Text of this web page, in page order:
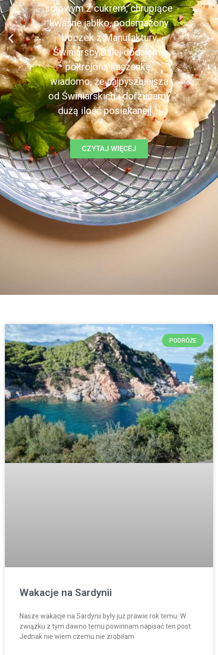
sojowym z cukrem, chrupiące
kwaśne jabłko, podsmażony
boczek z Manufaktury
Świniarscy.Dalej dodajemy
pokrojoną kaszankę,
wiadomo, że najpyszniejsza
od Świniarskich i dorzucamy
dużą ilość posiekanej[...]
CZYTAJ WIĘCEJ
PODRÓŻE
Wakacje na Sardynii
Nasze wakacje na Sardynii były już prawie rok temu. W
związku z tym dawno temu powinnam napisać ten post.
Jednak nie wiem czemu nie zrobiłam